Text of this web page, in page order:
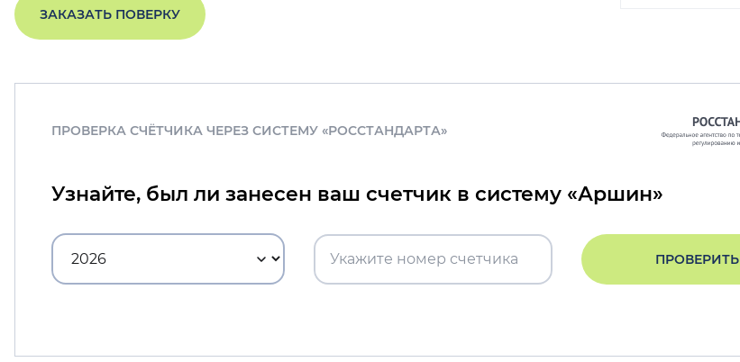
ЗАКАЗАТЬ ПОВЕРКУ
ПРОВЕРКА СЧЁТЧИКА ЧЕРЕЗ СИСТЕМУ «РОССТАНДАРТА»
Узнайте, был ли занесен ваш счетчик в систему «Аршин»
ПРОВЕРИТЬ